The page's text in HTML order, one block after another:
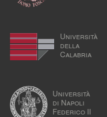
Università
della
Calabria
Università
di Napoli
Federico II